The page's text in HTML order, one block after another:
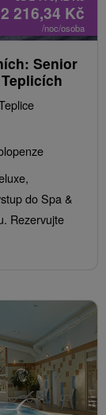
2 216,34 Kč
/noc/osoba
Senior
do Spa &
Rezervujte